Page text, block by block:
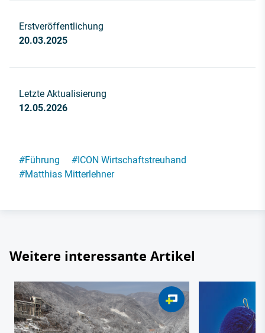
Erstveröffentlichung
20.03.2025
Letzte Aktualisierung
12.05.2026
#Führung #ICON Wirtschaftstreuhand
#Matthias Mitterlehner
Weitere interessante Artikel